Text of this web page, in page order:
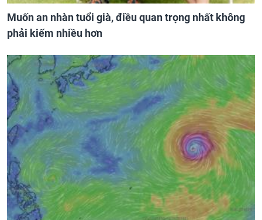
Muốn an nhàn tuổi già, điều quan trọng nhất không
phải kiếm nhiều hơn